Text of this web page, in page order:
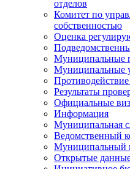
отделов
Комитет по
собственностью
Оценка
Муниципальные
Муниципальные
Результаты
Официальные
Информация
Муниципальная
Ведомственный
Муниципальный
Открытые